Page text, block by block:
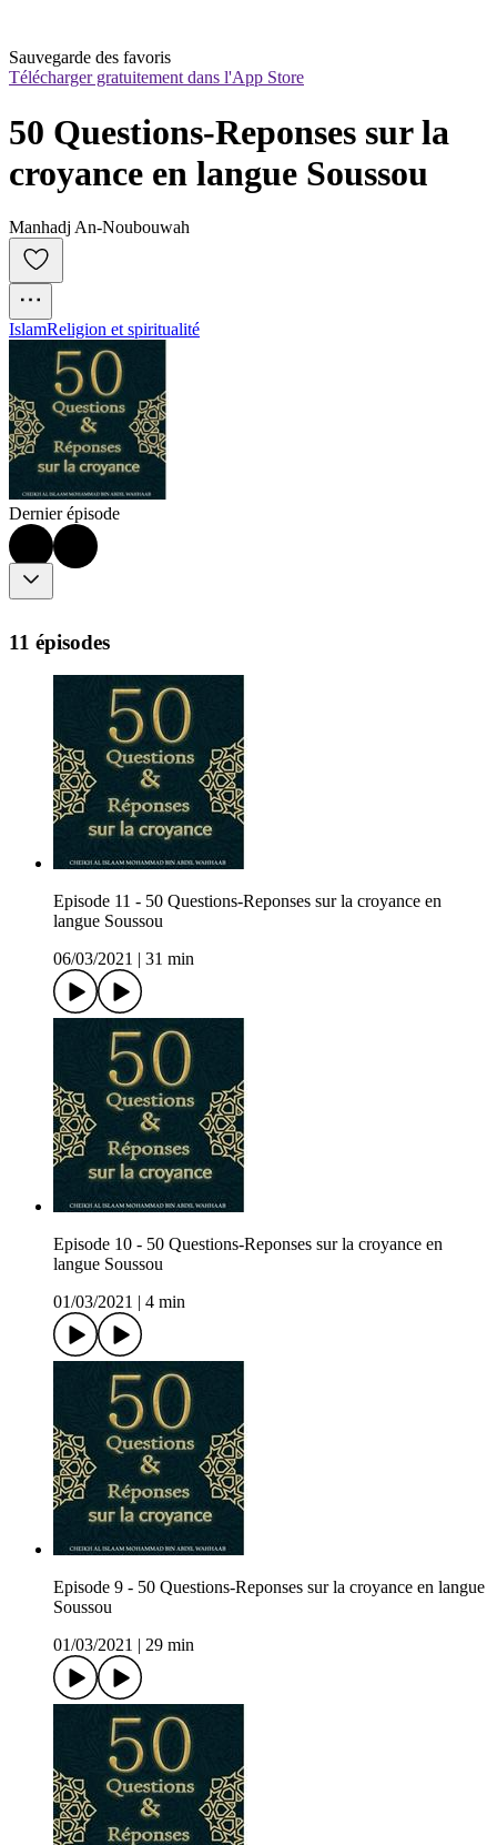
Sauvegarde des favoris
Télécharger gratuitement dans l'App Store
50 Questions-Reponses sur la
croyance en langue Soussou
Manhadj An-Noubouwah
IslamReligion et spiritualité
Dernier épisode
11 épisodes
Episode 11 - 50 Questions-Reponses sur la croyance en
langue Soussou
06/03/2021
31 min
Episode 10 - 50 Questions-Reponses sur la croyance en
langue Soussou
01/03/2021
4 min
Episode 9 - 50 Questions-Reponses sur la croyance en langue
Soussou
01/03/2021
29 min